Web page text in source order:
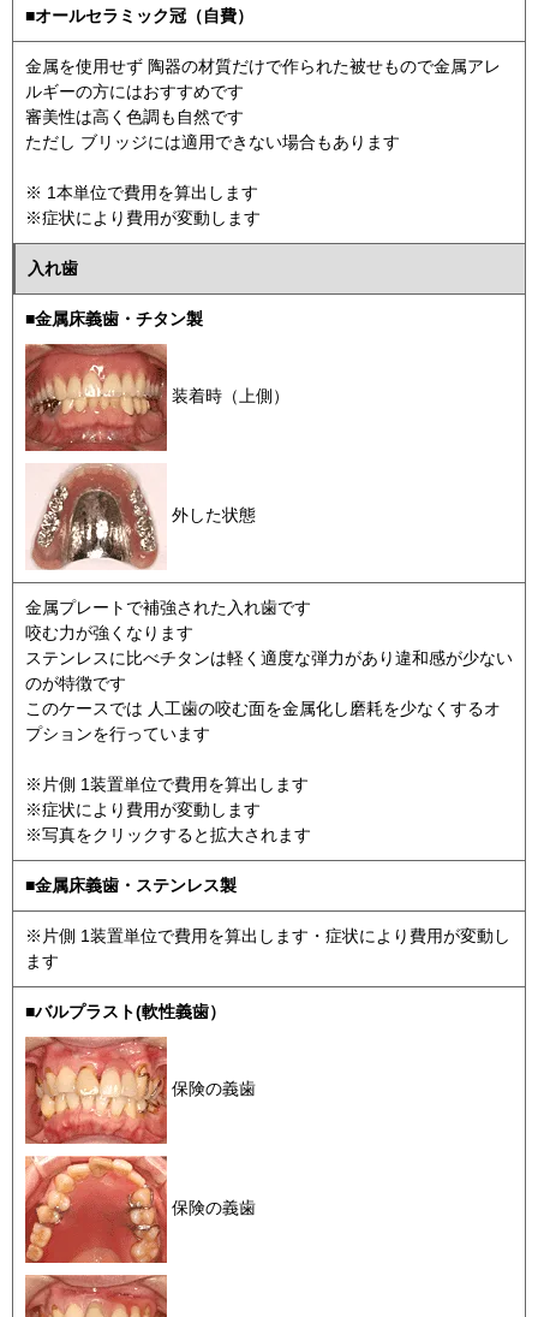
■オールセラミック冠（自費）
金属を使用せず 陶器の材質だけで作られた被せもので金属アレ
ルギーの方にはおすすめです
審美性は高く色調も自然です
ただし ブリッジには適用できない場合もあります
※ 1本単位で費用を算出します
※症状により費用が変動します
入れ歯
■金属床義歯・チタン製
装着時（上側）
外した状態
金属プレートで補強された入れ歯です
咬む力が強くなります
ステンレスに比べチタンは軽く適度な弾力があり違和感が少ない
のが特徴です
このケースでは 人工歯の咬む面を金属化し磨耗を少なくするオ
プションを行っています
※片側 1装置単位で費用を算出します
※症状により費用が変動します
※写真をクリックすると拡大されます
■金属床義歯・ステンレス製
※片側 1装置単位で費用を算出します・症状により費用が変動し
ます
■バルプラスト(軟性義歯）
保険の義歯
保険の義歯